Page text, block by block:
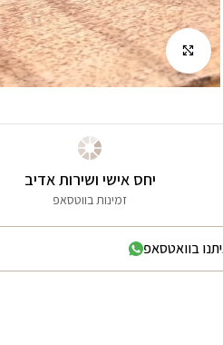
לחץ להגדלה
יחס אישי ושירות אדיב
זמינות בווטסאפ
בוואטסאפ